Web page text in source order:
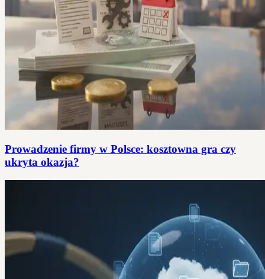
Prowadzenie firmy w Polsce: kosztowna gra czy
ukryta okazja?